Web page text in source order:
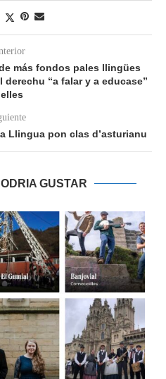
más fondos pales llingües
“a falar y a educase”
Llingua pon clas d’asturianu
GUSTAR